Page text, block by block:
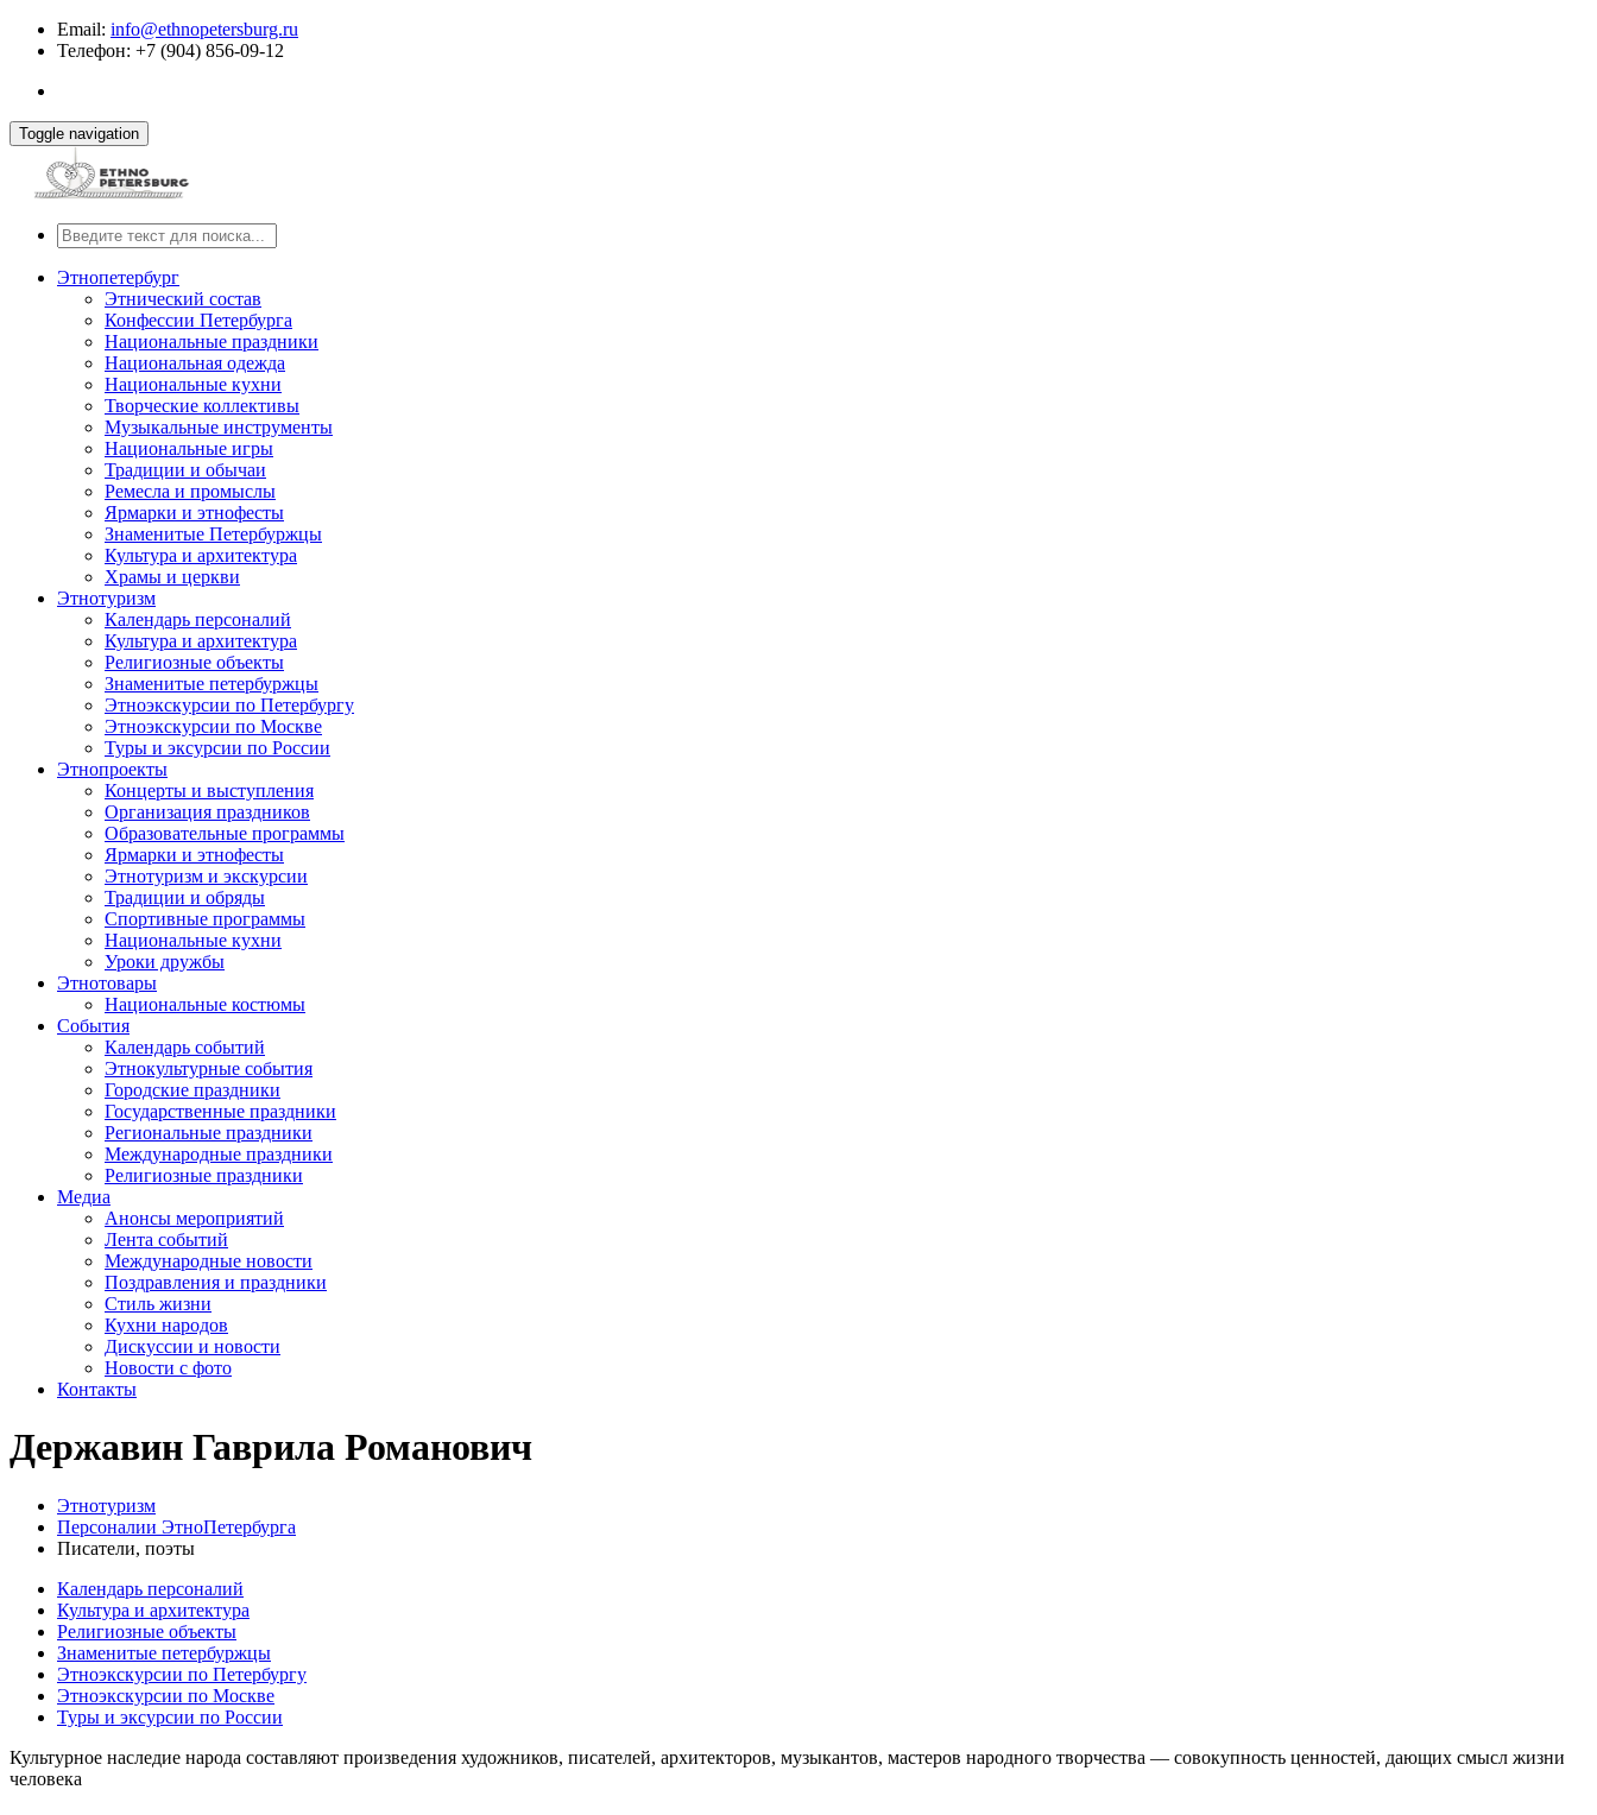
Email: info@ethnopetersburg.ru
Телефон: +7 (904) 856-09-12
Toggle navigation
Этнопетербург
Этнический состав
Конфессии Петербурга
Национальные праздники
Национальная одежда
Национальные кухни
Творческие коллективы
Музыкальные инструменты
Национальные игры
Традиции и обычаи
Ремесла и промыслы
Ярмарки и этнофесты
Знаменитые Петербуржцы
Культура и архитектура
Храмы и церкви
Этнотуризм
Календарь персоналий
Культура и архитектура
Религиозные объекты
Знаменитые петербуржцы
Этноэкскурсии по Петербургу
Этноэкскурсии по Москве
Туры и эксурсии по России
Этнопроекты
Концерты и выступления
Организация праздников
Образовательные программы
Ярмарки и этнофесты
Этнотуризм и экскурсии
Традиции и обряды
Спортивные программы
Национальные кухни
Уроки дружбы
Этнотовары
Национальные костюмы
События
Календарь событий
Этнокультурные события
Городские праздники
Государственные праздники
Региональные праздники
Международные праздники
Религиозные праздники
Медиа
Анонсы мероприятий
Лента событий
Международные новости
Поздравления и праздники
Cтиль жизни
Кухни народов
Дискуссии и новости
Новости с фото
Контакты
Державин Гаврила Романович
Этнотуризм
Персоналии ЭтноПетербурга
Писатели, поэты
Календарь персоналий
Культура и архитектура
Религиозные объекты
Знаменитые петербуржцы
Этноэкскурсии по Петербургу
Этноэкскурсии по Москве
Туры и эксурсии по России
Культурное наследие народа составляют произведения художников, писателей, архитекторов, музыкантов, мастеров народного творчества ― совокупность ценностей, дающих смысл жизни
человека